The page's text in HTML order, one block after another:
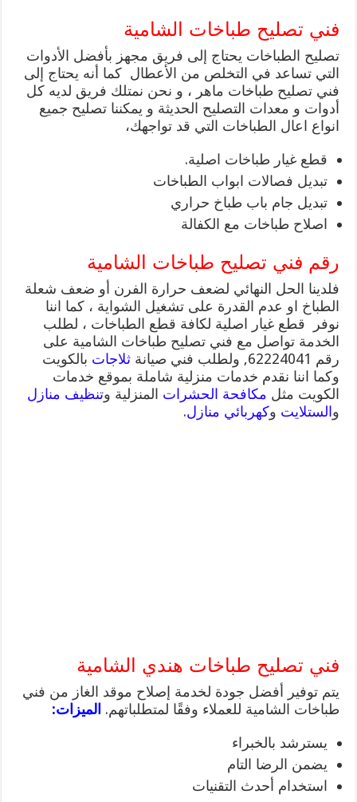
فني تصليح طباخات الشامية
تصليح الطباخات يحتاج إلى فريق مجهز بأفضل الأدوات
التي تساعد في التخلص من الأعطال كما أنه يحتاج إلى
فني تصليح طباخات ماهر ، و نحن نمتلك فريق لديه كل
أدوات و معدات التصليح الحديثة و يمكننا تصليح جميع
انواع اعال الطباخات التي قد تواجهك،
قطع غيار طباخات اصلية.
تبديل فصالات ابواب الطباخات
تبديل جام باب طباخ حراري
اصلاح طباخات مع الكفالة
رقم فني تصليح طباخات الشامية
فلدينا الحل النهائي لضعف حرارة الفرن أو ضعف شعلة
الطباخ او عدم القدرة على تشغيل الشواية ، كما اننا
نوفر قطع غيار اصلية لكافة قطع الطباخات ، لطلب
الخدمة تواصل مع فني تصليح طباخات الشامية على
رقم 62224041, ولطلب فني صيانة
ثلاجات بالكويت
وكما اننا نقدم خدمات منزلية شاملة بموقع خدمات
الكويت مثل مكافحة الحشرات المنزلية وتنظيف منازل
والستلايت وكهربائي منازل.
فني تصليح طباخات هندي الشامية
يتم توفير أفضل جودة لخدمة إصلاح موقد الغاز من فني
طباخات الشامية للعملاء وفقًا لمتطلباتهم. الميزات:
يسترشد بالخبراء
يضمن الرضا التام
استخدام أحدث التقنيات